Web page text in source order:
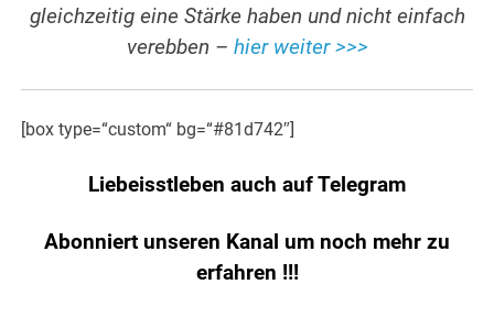
gleichzeitig eine Stärke haben und nicht einfach
verebben – hier weiter >>>
[box type=“custom“ bg=“#81d742″]
Liebeisstleben auch auf Telegram
Abonniert unseren Kanal um noch mehr zu
erfahren !!!